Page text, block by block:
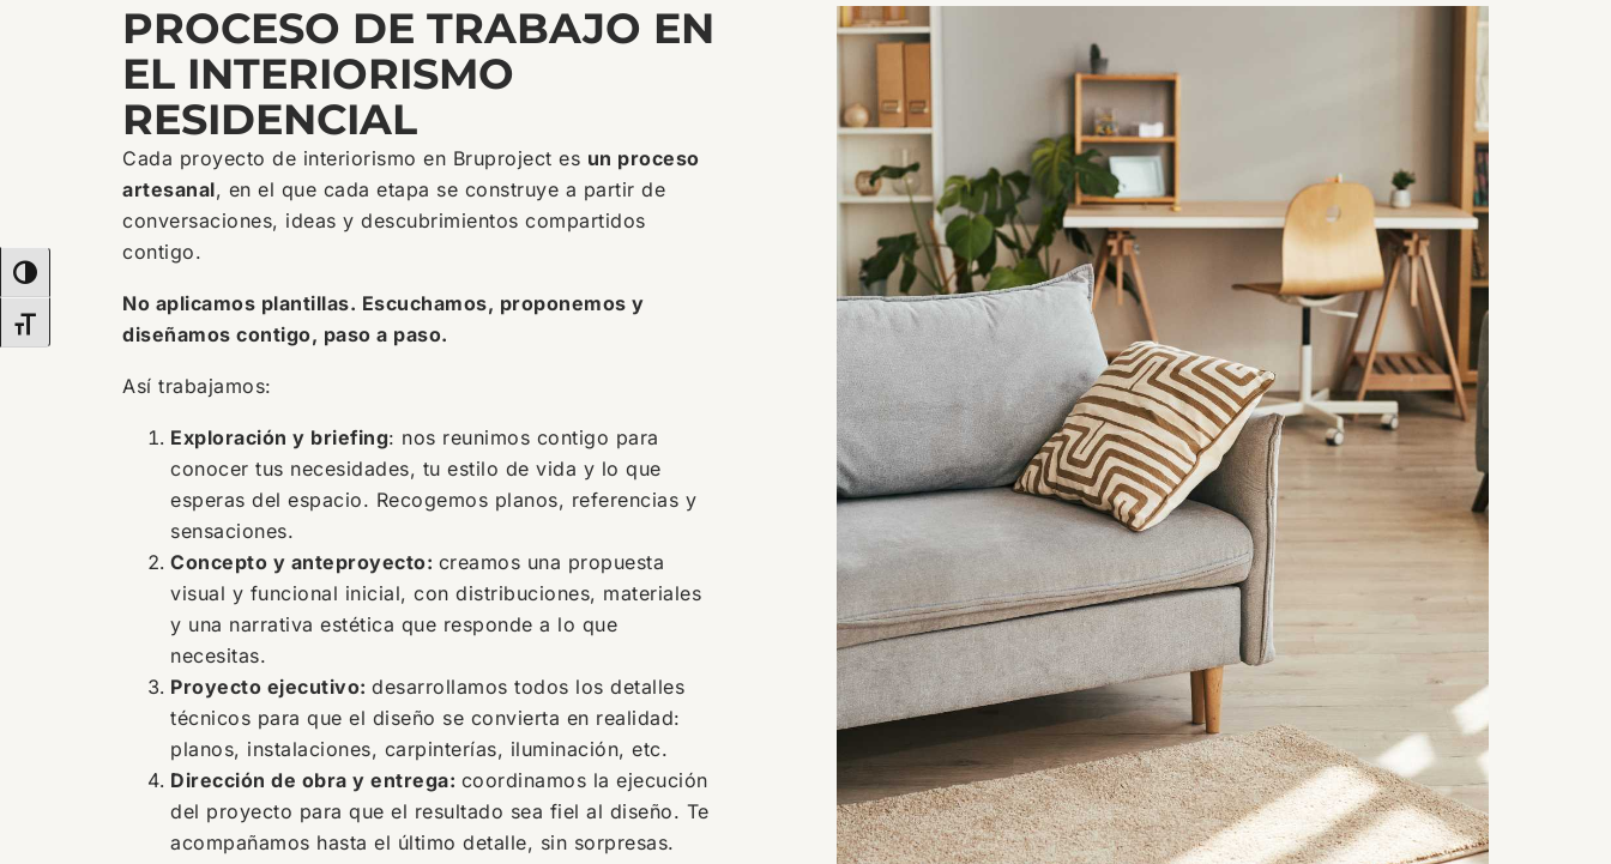
ALTERNAR ALTO CONTRASTE
ALTERNAR TAMAÑO DE LETRA
PROCESO DE TRABAJO EN
EL INTERIORISMO
RESIDENCIAL
Cada proyecto de interiorismo en Bruproject es un proceso
artesanal, en el que cada etapa se construye a partir de
conversaciones, ideas y descubrimientos compartidos
contigo.
No aplicamos plantillas. Escuchamos, proponemos y
diseñamos contigo, paso a paso.
Así trabajamos:
Exploración y briefing: nos reunimos contigo para
conocer tus necesidades, tu estilo de vida y lo que
esperas del espacio. Recogemos planos, referencias y
sensaciones.
Concepto y anteproyecto: creamos una propuesta
visual y funcional inicial, con distribuciones, materiales
y una narrativa estética que responde a lo que
necesitas.
Proyecto ejecutivo: desarrollamos todos los detalles
técnicos para que el diseño se convierta en realidad:
planos, instalaciones, carpinterías, iluminación, etc.
Dirección de obra y entrega: coordinamos la ejecución
del proyecto para que el resultado sea fiel al diseño. Te
acompañamos hasta el último detalle, sin sorpresas.